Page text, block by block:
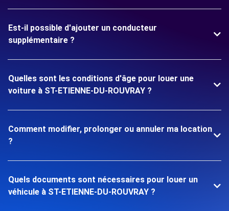
Est-il possible d'ajouter un conducteur
supplémentaire ?
Quelles sont les conditions d'âge pour louer une
voiture à ST-ETIENNE-DU-ROUVRAY ?
Comment modifier, prolonger ou annuler ma location
?
Quels documents sont nécessaires pour louer un
véhicule à ST-ETIENNE-DU-ROUVRAY ?